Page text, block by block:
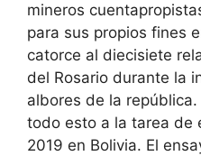
mineros
para sus propios fines
catorce al diecisiete
del Rosario durante la
albores de la
todo esto a la tarea de
2019 en Bolivia. El